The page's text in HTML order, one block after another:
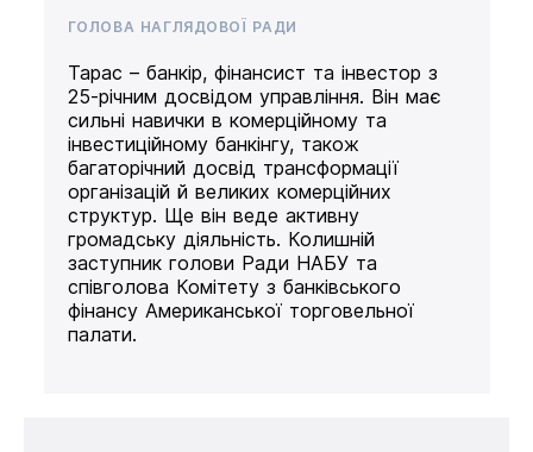
ГОЛОВА НАГЛЯДОВОЇ РАДИ
Тарас – банкір, фінансист та інвестор з
25-річним досвідом управління. Він має
сильні навички в комерційному та
інвестиційному банкінгу, також
багаторічний досвід трансформації
організацій й великих комерційних
структур. Ще він веде активну
громадську діяльність. Колишній
заступник голови Ради НАБУ та
співголова Комітету з банківського
фінансу Американської торговельної
палати.